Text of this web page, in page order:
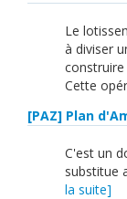
Le
à diviser
Cette
[PAZ] Plan
C'est un
substitue
la suite]